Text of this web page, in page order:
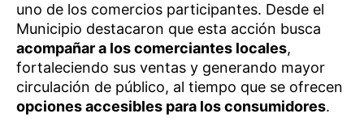
uno de los comercios participantes. Desde el
Municipio destacaron que esta acción busca
acompañar a los comerciantes locales,
fortaleciendo sus ventas y generando mayor
circulación de público, al tiempo que se ofrecen
opciones accesibles para los consumidores.